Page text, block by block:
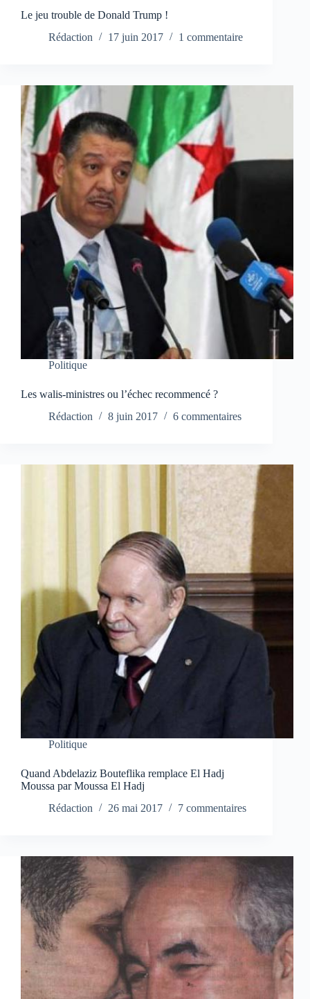
Le jeu trouble de Donald Trump !
Rédaction
17 juin 2017 1 commentaire
Politique
Les walis-ministres ou l’échec recommencé ?
Rédaction
8 juin 2017 6 commentaires
Politique
Quand Abdelaziz Bouteflika remplace El Hadj
Moussa par Moussa El Hadj
Rédaction
26 mai 2017 7 commentaires